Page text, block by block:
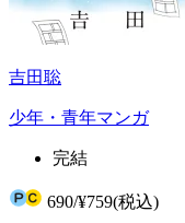
吉田聡
少年・青年マンガ
完結
690/¥759(税込)